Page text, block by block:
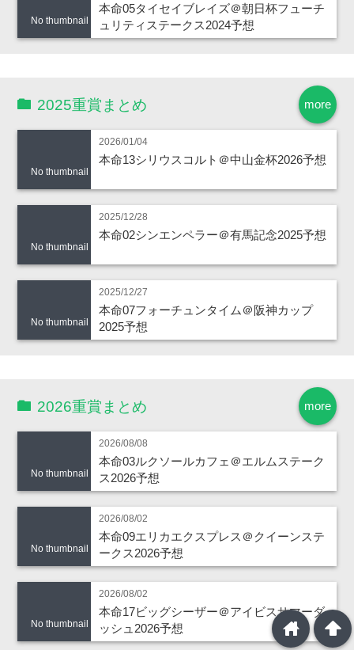
No thumbnail
本命05タイセイブレイズ＠朝日杯フューチ
ュリティステークス2024予想
more
2025重賞まとめ
No thumbnail
2026/01/04
本命13シリウスコルト＠中山金杯2026予想
No thumbnail
2025/12/28
本命02シンエンペラー＠有馬記念2025予想
No thumbnail
2025/12/27
本命07フォーチュンタイム＠阪神カップ
2025予想
more
2026重賞まとめ
No thumbnail
2026/08/08
本命03ルクソールカフェ＠エルムステーク
ス2026予想
No thumbnail
2026/08/02
本命09エリカエクスプレス＠クイーンステ
ークス2026予想
No thumbnail
2026/08/02
本命17ビッグシーザー＠アイビスサマーダ
ッシュ2026予想
arrowup
home